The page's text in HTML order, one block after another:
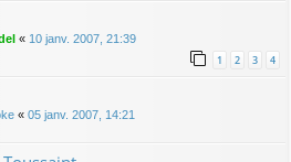
« 10 janv. 2007, 21:39
1 2 3 4
« 05 janv. 2007, 14:21